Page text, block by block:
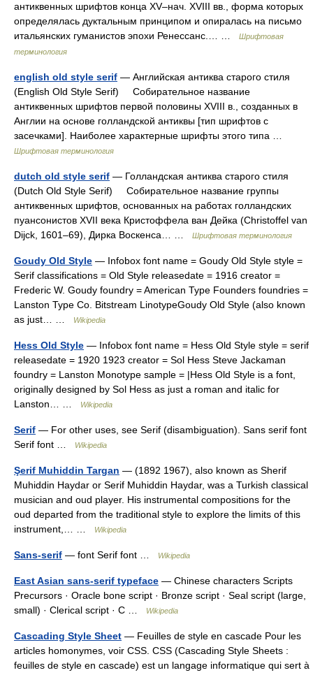
антиквенных шрифтов конца XV–нач. XVIII вв., форма которых
определялась дуктальным принципом и опиралась на письмо
итальянских гуманистов эпохи Ренессанс.… …
Шрифтовая
терминология
english old style serif — Английская антиква старого стиля
(English Old Style Serif) Собирательное название
антиквенных шрифтов первой половины XVIII в., созданных в
Англии на основе голландской антиквы [тип шрифтов с
засечками]. Наиболее характерные шрифты этого типа …
Шрифтовая терминология
dutch old style serif — Голландская антиква старого стиля
(Dutch Old Style Serif) Собирательное название группы
антиквенных шрифтов, основанных на работах голландских
пуансонистов XVII века Кристоффела ван Дейка (Christoffel van
Dijck, 1601–69), Дирка Воскенса… …
Шрифтовая терминология
Goudy Old Style — Infobox font name = Goudy Old Style style =
Serif classifications = Old Style releasedate = 1916 creator =
Frederic W. Goudy foundry = American Type Founders foundries =
Lanston Type Co. Bitstream LinotypeGoudy Old Style (also known
as just… …
Wikipedia
Hess Old Style — Infobox font name = Hess Old Style style = serif
releasedate = 1920 1923 creator = Sol Hess Steve Jackaman
foundry = Lanston Monotype sample = |Hess Old Style is a font,
originally designed by Sol Hess as just a roman and italic for
Lanston… …
Wikipedia
Serif — For other uses, see Serif (disambiguation). Sans serif font
Serif font …
Wikipedia
Şerif Muhiddin Targan — (1892 1967), also known as Sherif
Muhiddin Haydar or Serif Muhiddin Haydar, was a Turkish classical
musician and oud player. His instrumental compositions for the
oud departed from the traditional style to explore the limits of this
instrument,… …
Wikipedia
Sans-serif — font Serif font … Wikipedia
East Asian sans-serif typeface — Chinese characters Scripts
Precursors · Oracle bone script · Bronze script · Seal script (large,
small) · Clerical script · C …
Wikipedia
Cascading Style Sheet — Feuilles de style en cascade Pour les
articles homonymes, voir CSS. CSS (Cascading Style Sheets :
feuilles de style en cascade) est un langage informatique qui sert à